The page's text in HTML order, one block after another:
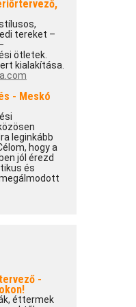
tereket –
ötletek.
kialakítása.
- Meskó
leginkább
hogy a
jól érezd
és
-
éttermek